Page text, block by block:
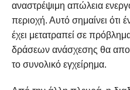
αναστρέψιμη απώλεια
περιοχή. Αυτό σημαίνει ότι
έχει μετατραπεί σε
δράσεων ανάσχεσης θα
το συνολικό εγχείρημα.